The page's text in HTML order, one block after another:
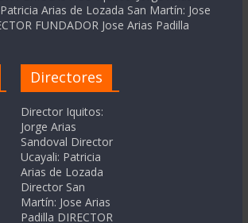
Arias de Lozada San Martín: Jose
FUNDADOR Jose Arias Padilla
Directores
Director Iquitos:
Jorge Arias
Sandoval Director
Ucayali: Patricia
Arias de Lozada
Director San
Martín: Jose Arias
Padilla DIRECTOR